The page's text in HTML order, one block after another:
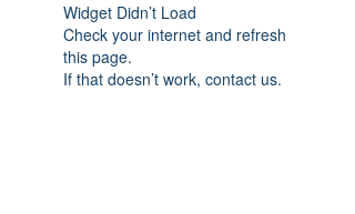
Widget Didn’t Load
Check your internet and refresh
this page.
If that doesn’t work, contact us.